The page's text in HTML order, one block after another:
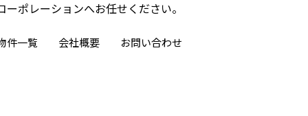
ポレーションへお任せください。
件一覧 会社概要 お問い合わせ